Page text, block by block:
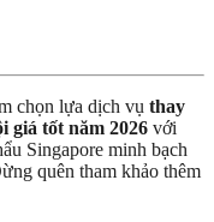
chọn lựa dịch vụ thay
giá tốt năm 2026 với
Singapore minh bạch
quên tham khảo thêm